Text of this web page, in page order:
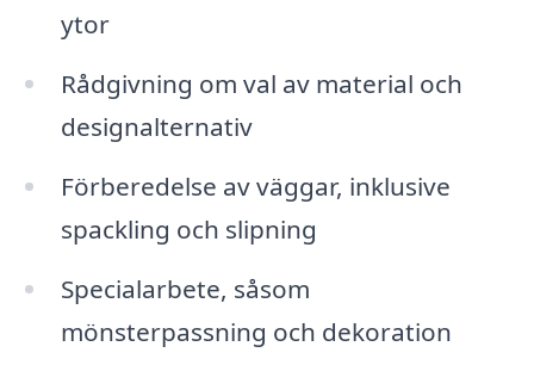
ytor
Rådgivning om val av material och
designalternativ
Förberedelse av väggar, inklusive
spackling och slipning
Specialarbete, såsom
mönsterpassning och dekoration